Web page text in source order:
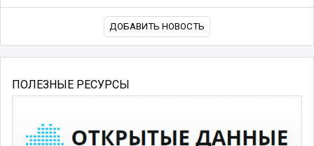
ДОБАВИТЬ НОВОСТЬ
ПОЛЕЗНЫЕ РЕСУРСЫ